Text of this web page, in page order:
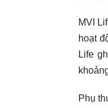
MVI
hoạt
Life
Phụ